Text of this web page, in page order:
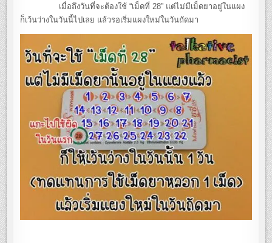
เมื่อถึงวันที่จะต้องใช้ “เม็ดที่ 28” แต่ไม่มีเม็ดยาอยู่ในแผง
ก็เว้นว่างในวันนี้ไปเลย แล้วรอเริ่มแผงใหม่ในวันถัดมา